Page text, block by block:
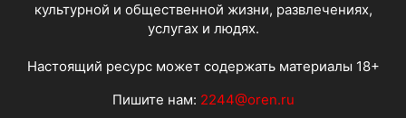
культурной и общественной жизни, развлечениях,
услугах и людях.
Настоящий ресурс может содержать материалы 18+
Пишите нам: 2244@oren.ru